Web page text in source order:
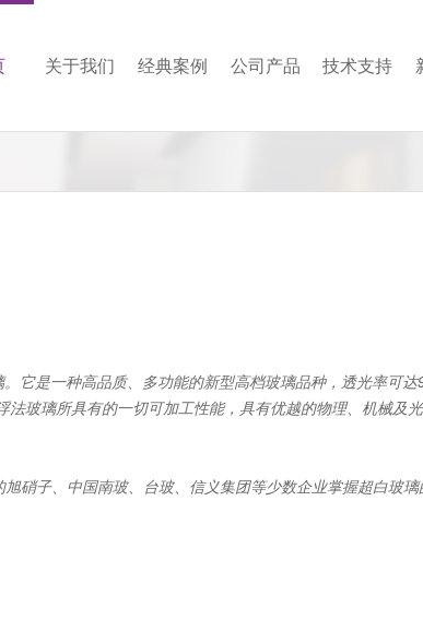
关于我们 经典案例 公司产品 技术支持
它是一种高品质、多功能的新型高档玻璃品种，透光率可
法玻璃所具有的一切可加工性能，具有优越的物理、机械及
硝子、中国南玻、台玻、信义集团等少数企业掌握超白玻